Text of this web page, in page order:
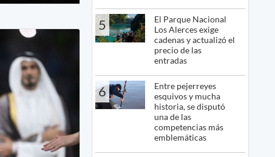
5
El Parque Nacional
Los Alerces exige
cadenas y actualizó el
precio de las
entradas
6
Entre pejerreyes
esquivos y mucha
historia, se disputó
una de las
competencias más
emblemáticas